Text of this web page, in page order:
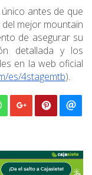
antes de que
mejor mountain
de asegurar su
detallada y los
en la web oficial
es/4stagemtb).